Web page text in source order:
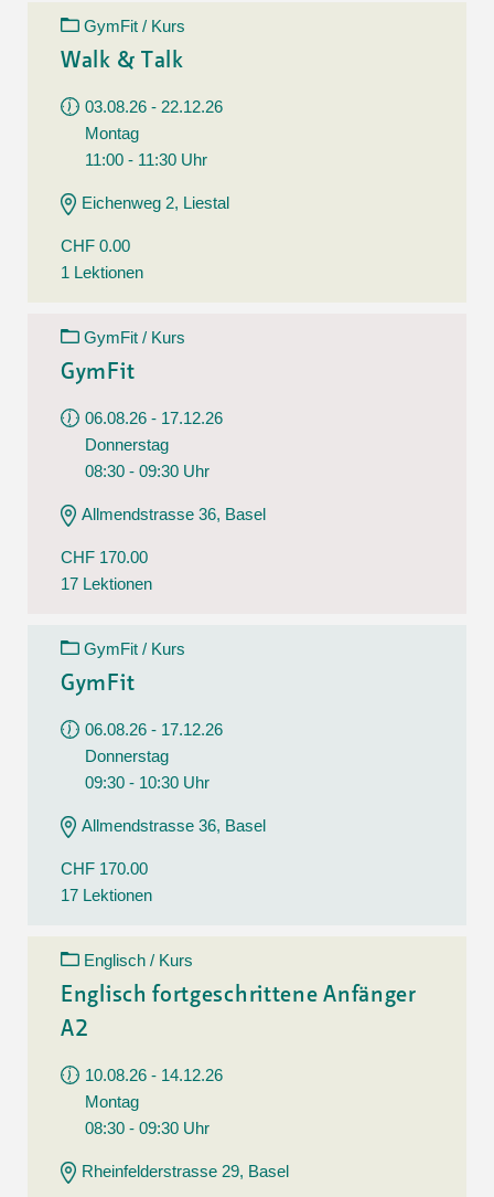
GymFit / Kurs
Walk & Talk
03.08.26 - 22.12.26
Montag
11:00 - 11:30 Uhr
Eichenweg 2, Liestal
CHF 0.00
1 Lektionen
GymFit / Kurs
GymFit
06.08.26 - 17.12.26
Donnerstag
08:30 - 09:30 Uhr
Allmendstrasse 36, Basel
CHF 170.00
17 Lektionen
GymFit / Kurs
GymFit
06.08.26 - 17.12.26
Donnerstag
09:30 - 10:30 Uhr
Allmendstrasse 36, Basel
CHF 170.00
17 Lektionen
Englisch / Kurs
Englisch fortgeschrittene Anfänger
A2
10.08.26 - 14.12.26
Montag
08:30 - 09:30 Uhr
Rheinfelderstrasse 29, Basel